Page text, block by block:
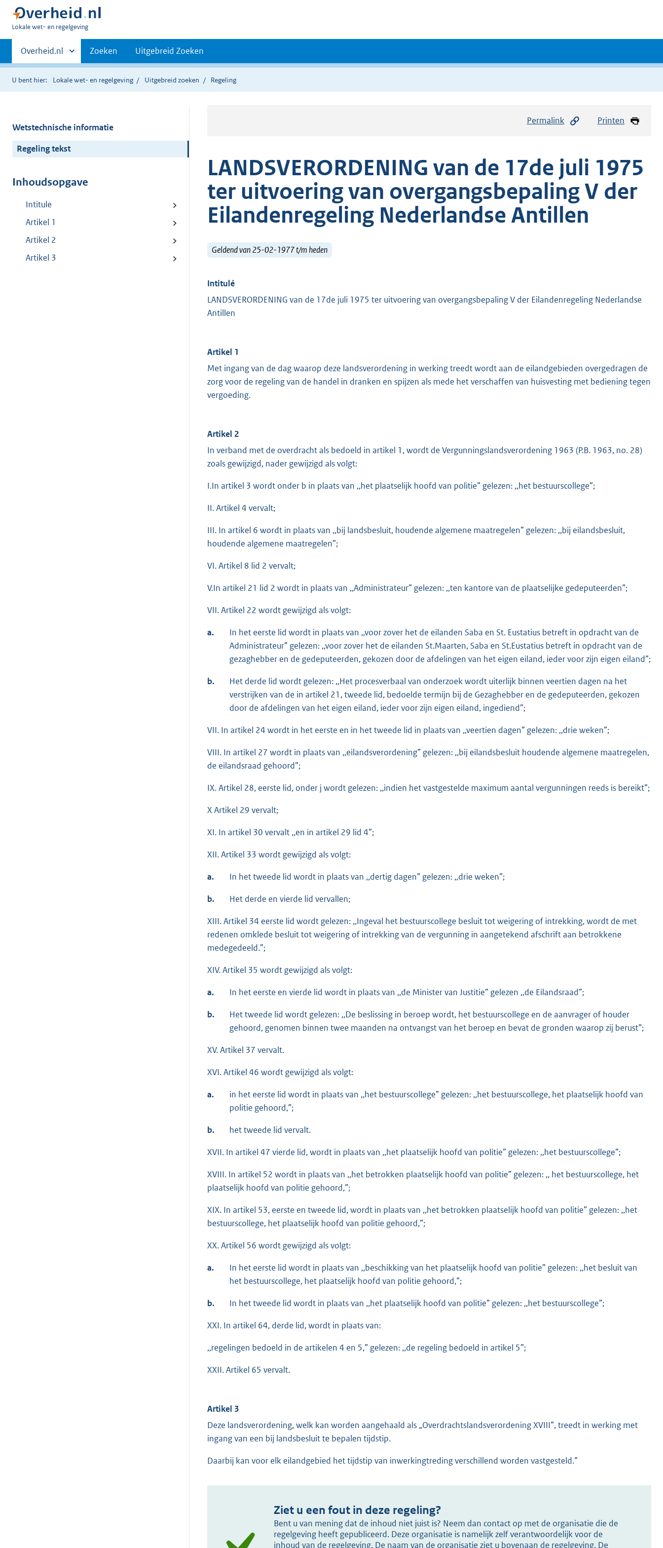
U
hier:
Lokale wet- en regelgeving
Primaire
navigatie
Andere
sites
binnen
Overheid.nl Zoeken Uitgebreid Zoeken
U bent hier: Lokale wet- en regelgeving Uitgebreid zoeken Regeling
Wetstechnische informatie
Regeling tekst
Inhoudsopgave
Intitule
Artikel 1
Artikel 2
Artikel 3
Permalink Printen
LANDSVERORDENING van de 17de juli 1975
ter uitvoering van overgangsbepaling V der
Eilandenregeling Nederlandse Antillen
Geldend van 25-02-1977 t/m heden
Intitulé
LANDSVERORDENING van de 17de juli 1975 ter uitvoering van overgangsbepaling V der Eilandenregeling Nederlandse
Antillen
Artikel 1
Met ingang van de dag waarop deze landsverordening in werking treedt wordt aan de eilandgebieden overgedragen de
zorg voor de regeling van de handel in dranken en spijzen als mede het verschaffen van huisvesting met bediening tegen
vergoeding.
Artikel 2
In verband met de overdracht als bedoeld in artikel 1, wordt de Vergunningslandsverordening 1963 (P.B. 1963, no. 28)
zoals gewijzigd, nader gewijzigd als volgt:
I.In artikel 3 wordt onder b in plaats van ,,het plaatselijk hoofd van politie” gelezen: ,,het bestuurscollege”;
II. Artikel 4 vervalt;
III. In artikel 6 wordt in plaats van ,,bij landsbesluit, houdende algemene maatregelen” gelezen: ,,bij eilandsbesluit,
houdende algemene maatregelen”;
VI. Artikel 8 lid 2 vervalt;
V.In artikel 21 lid 2 wordt in plaats van ,,Administrateur” gelezen: ,,ten kantore van de plaatselijke gedeputeerden”;
VII. Artikel 22 wordt gewijzigd als volgt:
a.
In het eerste lid wordt in plaats van ,,voor zover het de eilanden Saba en St. Eustatius betreft in opdracht van de
Administrateur” gelezen: ,,voor zover het de eilanden St.Maarten, Saba en St.Eustatius betreft in opdracht van de
gezaghebber en de gedeputeerden, gekozen door de afdelingen van het eigen eiland, ieder voor zijn eigen eiland”;
b.
Het derde lid wordt gelezen: ,,Het procesverbaal van onderzoek wordt uiterlijk binnen veertien dagen na het
verstrijken van de in artikel 21, tweede lid, bedoelde termijn bij de Gezaghebber en de gedeputeerden, gekozen
door de afdelingen van het eigen eiland, ieder voor zijn eigen eiland, ingediend”;
VII. In artikel 24 wordt in het eerste en in het tweede lid in plaats van ,,veertien dagen” gelezen: ,,drie weken”;
VIII. In artikel 27 wordt in plaats van ,,eilandsverordening” gelezen: ,,bij eilandsbesluit houdende algemene maatregelen,
de eilandsraad gehoord”;
IX. Artikel 28, eerste lid, onder j wordt gelezen: ,,indien het vastgestelde maximum aantal vergunningen reeds is bereikt”;
X Artikel 29 vervalt;
XI. In artikel 30 vervalt ,,en in artikel 29 lid 4”;
XII. Artikel 33 wordt gewijzigd als volgt:
a. In het tweede lid wordt in plaats van ,,dertig dagen” gelezen: ,,drie weken”;
b. Het derde en vierde lid vervallen;
XIII. Artikel 34 eerste lid wordt gelezen: ,,Ingeval het bestuurscollege besluit tot weigering of intrekking, wordt de met
redenen omklede besluit tot weigering of intrekking van de vergunning in aangetekend afschrift aan betrokkene
medegedeeld.”;
XIV. Artikel 35 wordt gewijzigd als volgt:
a. In het eerste en vierde lid wordt in plaats van ,,de Minister van Justitie” gelezen ,,de Eilandsraad”;
b.
Het tweede lid wordt gelezen: ,,De beslissing in beroep wordt, het bestuurscollege en de aanvrager of houder
gehoord, genomen binnen twee maanden na ontvangst van het beroep en bevat de gronden waarop zij berust”;
XV. Artikel 37 vervalt.
XVI. Artikel 46 wordt gewijzigd als volgt:
a.
in het eerste lid wordt in plaats van ,,het bestuurscollege” gelezen: ,,het bestuurscollege, het plaatselijk hoofd van
politie gehoord,”;
b. het tweede lid vervalt.
XVII. In artikel 47 vierde lid, wordt in plaats van ,,het plaatselijk hoofd van politie” gelezen: ,,het bestuurscollege”;
XVIII. In artikel 52 wordt in plaats van ,,het betrokken plaatselijk hoofd van politie” gelezen: ,, het bestuurscollege, het
plaatselijk hoofd van politie gehoord,”;
XIX. In artikel 53, eerste en tweede lid, wordt in plaats van ,,het betrokken plaatselijk hoofd van politie” gelezen: ,,het
bestuurscollege, het plaatselijk hoofd van politie gehoord,”;
XX. Artikel 56 wordt gewijzigd als volgt:
a.
In het eerste lid wordt in plaats van ,,beschikking van het plaatselijk hoofd van politie” gelezen: ,,het besluit van
het bestuurscollege, het plaatselijk hoofd van politie gehoord,”;
b. In het tweede lid wordt in plaats van ,,het plaatselijk hoofd van politie” gelezen: ,,het bestuurscollege”;
XXI. In artikel 64, derde lid, wordt in plaats van:
,,regelingen bedoeld in de artikelen 4 en 5,” gelezen: ,,de regeling bedoeld in artikel 5”;
XXII. Artikel 65 vervalt.
Artikel 3
Deze landsverordening, welk kan worden aangehaald als „Overdrachtslandsverordening XVIII”, treedt in werking met
ingang van een bij landsbesluit te bepalen tijdstip.
Daarbij kan voor elk eilandgebied het tijdstip van inwerkingtreding verschillend worden vastgesteld.”
Ziet u een fout in deze regeling?
Bent u van mening dat de inhoud niet juist is? Neem dan contact op met de organisatie die de
regelgeving heeft gepubliceerd. Deze organisatie is namelijk zelf verantwoordelijk voor de
inhoud van de regelgeving. De naam van de organisatie ziet u bovenaan de regelgeving. De